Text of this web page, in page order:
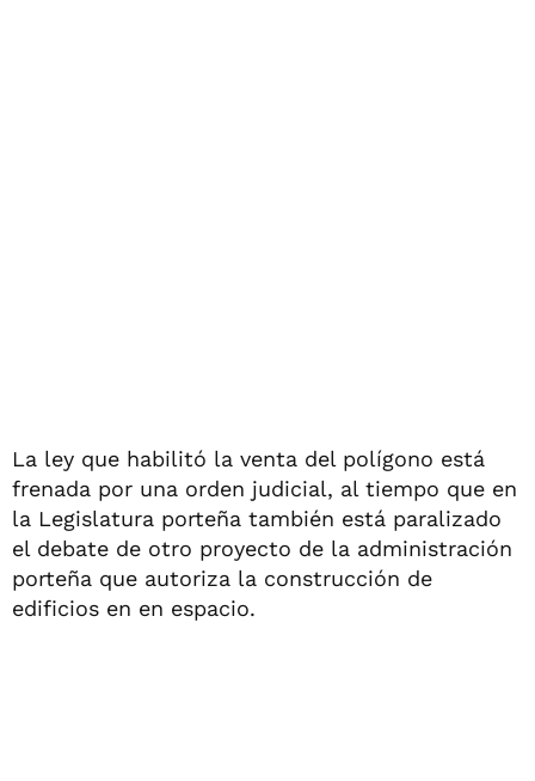
La ley que habilitó la venta del polígono está
frenada por una orden judicial, al tiempo que en
la Legislatura porteña también está paralizado
el debate de otro proyecto de la administración
porteña que autoriza la construcción de
edificios en en espacio.